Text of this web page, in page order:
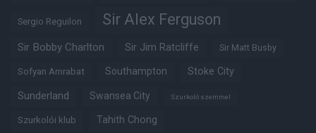
Sergio Reguilon Sir Alex Ferguson
Sir Bobby Charlton Sir Jim Ratcliffe Sir Matt Busby
Sofyan Amrabat Southampton Stoke City
Sunderland Swansea City Szurkoló szemmel
Szurkolói klub Tahith Chong